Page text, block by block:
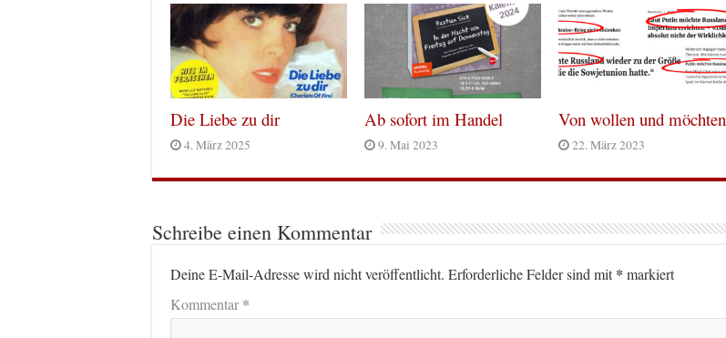
Die Liebe zu dir
4. März 2025
Ab sofort im Handel
9. Mai 2023
Von wollen und möchten
22. März 2023
Schreibe einen Kommentar
Deine E-Mail-Adresse wird nicht veröffentlicht. Erforderliche Felder sind mit* markiert
Kommentar*